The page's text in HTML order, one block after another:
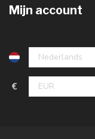
Mijn account
€